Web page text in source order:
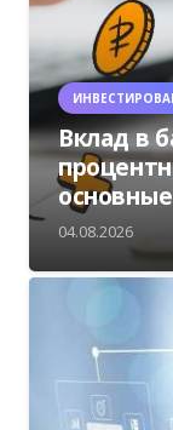
Вклад в
04.08.2026